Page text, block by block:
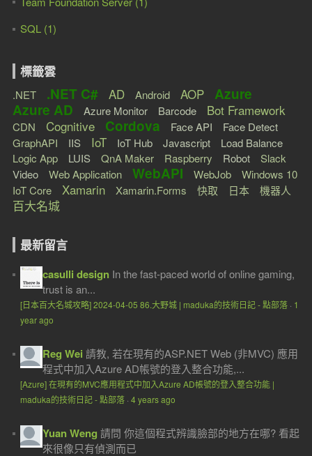
SQL (1)
標籤雲
.NET .NET C# AD Android AOP
Azure
Azure AD
Azure Monitor Barcode Bot Framework
CDN Cognitive Cordova Face API
Face Detect
GraphAPI
IIS IoT IoT Hub Javascript
Load Balance
Logic App
LUIS QnA Maker Raspberry Robot
Slack
Video
Web Application WebAPI WebJob
Windows 10
IoT Core
Xamarin Xamarin.Forms 快取 日本 機器人
百大名城
最新留言
casulli design In the fast-paced world of online gaming,
trust is an...
[日本百大名城攻略] 2024-04-05 86.大野城 | maduka的技術日記 - 點部落· 1
year ago
Reg Wei 請教, 若在現有的ASP.NET Web (非MVC) 應用
程式中加入Azure AD帳號的登入整合功能,...
[Azure] 在現有的MVC應用程式中加入Azure AD帳號的登入整合功能 |
maduka的技術日記 - 點部落· 4 years ago
Yuan Weng 請問 你這個程式辨識臉部的地方在哪? 看起
來很像只有偵測而已